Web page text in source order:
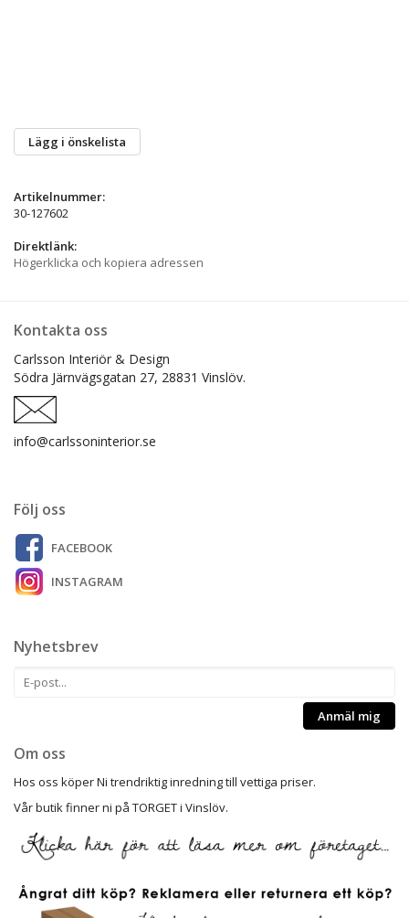
Lägg i önskelista
Artikelnummer:
30-127602
Direktlänk:
Högerklicka och kopiera adressen
Kontakta oss
Carlsson Interiör & Design
Södra Järnvägsgatan 27, 28831 Vinslöv.
info@carlssoninterior.se
Följ oss
FACEBOOK
INSTAGRAM
Nyhetsbrev
Anmäl mig
Om oss
Hos oss köper Ni trendriktig inredning till vettiga priser.
Vår butik finner ni på TORGET i Vinslöv.